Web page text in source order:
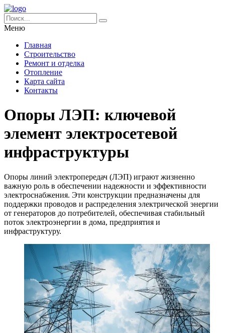
Меню
Главная
Строительство
Ремонт и отделка
Отопление
Карта сайта
Контакты
Опоры ЛЭП: ключевой
элемент электросетевой
инфраструктуры
Опоры линий электропередач (ЛЭП) играют жизненно
важную роль в обеспечении надежности и эффективности
электроснабжения. Эти конструкции предназначены для
поддержки проводов и распределения электрической энергии
от генераторов до потребителей, обеспечивая стабильный
поток электроэнергии в дома, предприятия и
инфраструктуру.